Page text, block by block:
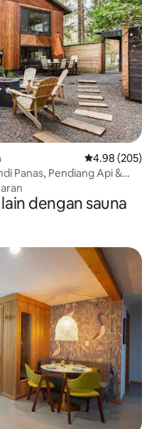
Penarafan
4.98 (205)
Panas, Pendiang Api &
dengan sauna